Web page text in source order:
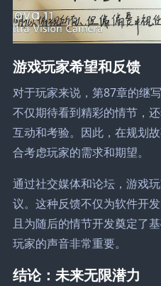
游戏玩家希望和反馈
对于玩家来说，第87章的继
不仅期待看到精彩的情节，
互动和考验。因此，在规划
合考虑玩家的需求和期望。
通过社交媒体和论坛，游戏
议。这种反馈不仅为软件开
且为随后的情节开发奠定了
玩家的声音非常重要。
结论：未来无限潜力